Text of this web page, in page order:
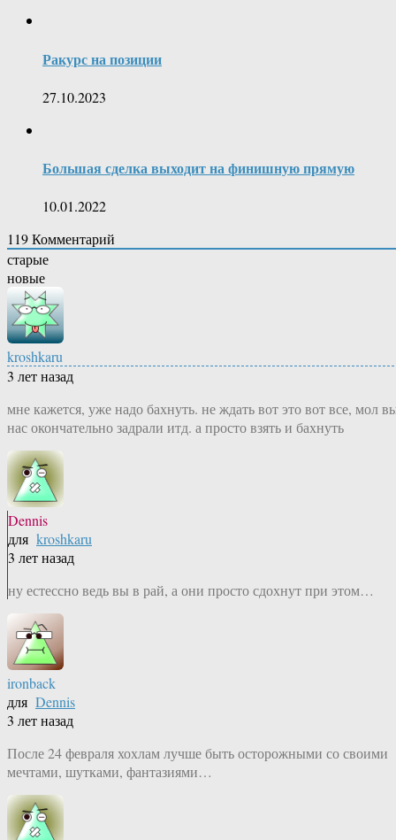
Ракурс на позиции
27.10.2023
Большая сделка выходит на финишную прямую
10.01.2022
119Комментарий
старые
новые
kroshkaru
3 лет назад
мне кажется, уже надо бахнуть. не ждать вот это вот все, мол
нас окончательно задрали итд. а просто взять и бахнуть
Dennis
для kroshkaru
3 лет назад
ну естессно ведь вы в рай, а они просто сдохнут при этом…
ironback
для Dennis
3 лет назад
После 24 февраля хохлам лучше быть осторожными со своими
мечтами, шутками, фантазиями…